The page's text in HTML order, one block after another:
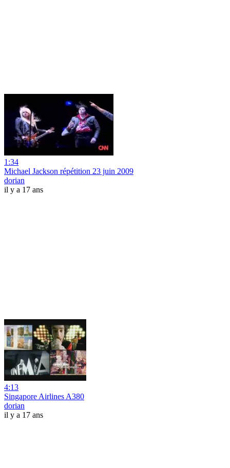
1:34
Michael Jackson répétition 23 juin 2009
dorian
il y a 17 ans
4:13
Singapore Airlines A380
dorian
il y a 17 ans